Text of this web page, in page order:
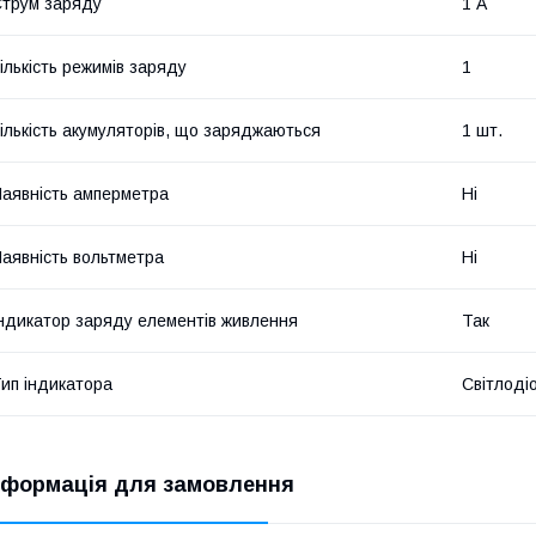
режимів заряду 1
акумуляторів, що заряджаються 1 шт.
амперметра Ні
вольтметра Ні
заряду елементів живлення Так
індикатора
для замовлення